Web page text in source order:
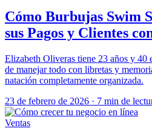
Cómo Burbujas Swim
sus Pagos y Clientes
Elizabeth Oliveras tiene 23 años y 40
de manejar todo con libretas y
natación completamente organizada.
23 de febrero de 2026 · 7 min de
Ventas